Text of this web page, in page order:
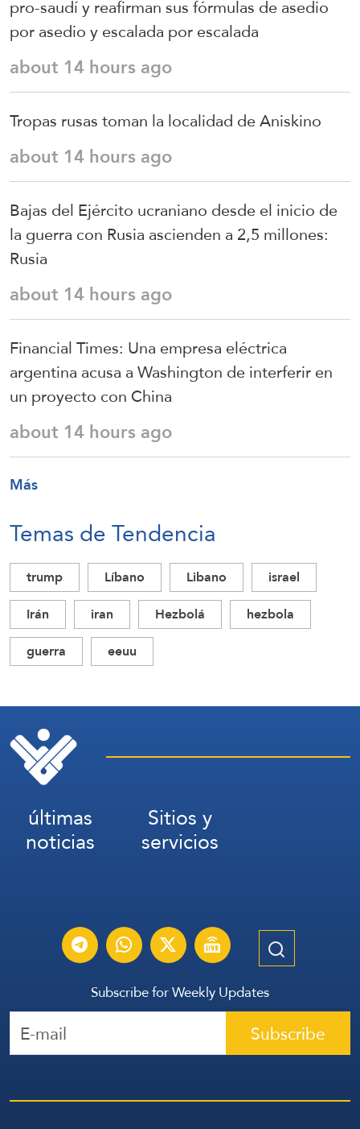
pro-saudí y reafirman sus fórmulas de asedio
por asedio y escalada por escalada
about 14 hours ago
Tropas rusas toman la localidad de Aniskino
about 14 hours ago
Bajas del Ejército ucraniano desde el inicio de
la guerra con Rusia ascienden a 2,5 millones:
Rusia
about 14 hours ago
Financial Times: Una empresa eléctrica
argentina acusa a Washington de interferir en
un proyecto con China
about 14 hours ago
Más
Temas de Tendencia
trump Líbano Libano
israel
Irán
iran Hezbolá
hezbola
guerra
eeuu
últimas
noticias
Sitios y
servicios
Subscribe for Weekly Updates
Subscribe